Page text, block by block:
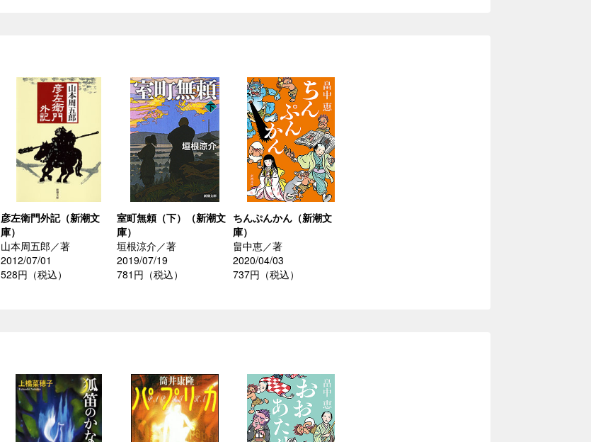
彦左衛門外記（新潮文
庫）
山本周五郎／著
2012/07/01
528円（税込）
室町無頼（下）（新潮文
庫）
垣根涼介／著
2019/07/19
781円（税込）
ちんぷんかん（新潮文
庫）
畠中恵／著
2020/04/03
737円（税込）